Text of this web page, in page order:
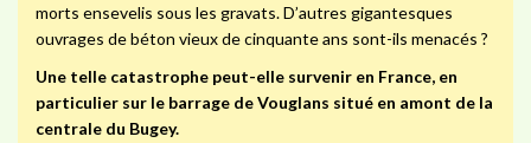
morts ensevelis sous les gravats. D’autres gigantesques
ouvrages de béton vieux de cinquante ans sont-ils menacés ?
Une telle catastrophe peut-elle survenir en France, en
particulier sur le barrage de Vouglans situé en amont de la
centrale du Bugey.